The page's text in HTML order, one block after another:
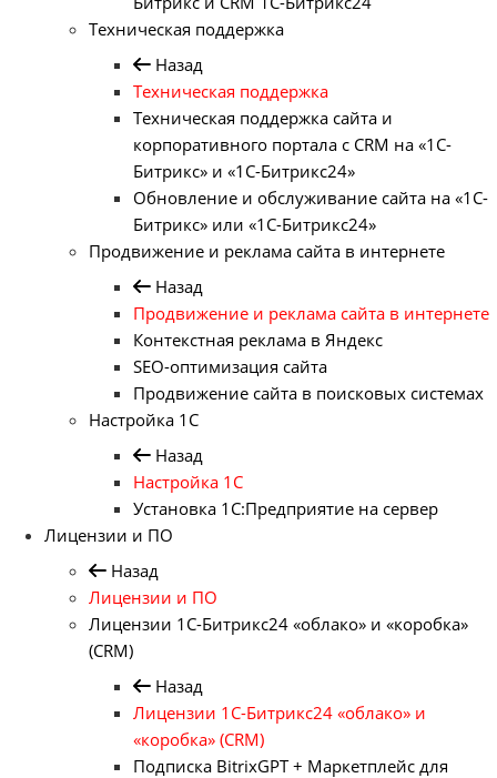
Техническая поддержка
Назад
Техническая поддержка
Техническая поддержка сайта и
корпоративного портала с CRM на «1С-
Битрикс» и «1С-Битрикс24»
Обновление и обслуживание сайта на «1С-
Битрикс» или «1С-Битрикс24»
Продвижение и реклама сайта в интернете
Назад
Продвижение и реклама сайта в интернете
Контекстная реклама в Яндекс
SEO-оптимизация сайта
Продвижение сайта в поисковых системах
Настройка 1С
Назад
Настройка 1С
Установка 1С:Предприятие на сервер
Лицензии и ПО
Назад
Лицензии и ПО
Лицензии 1С-Битрикс24 «облако» и «коробка»
(CRM)
Назад
Лицензии 1С-Битрикс24 «облако» и
«коробка» (CRM)
Подписка BitrixGPT + Маркетплейс для